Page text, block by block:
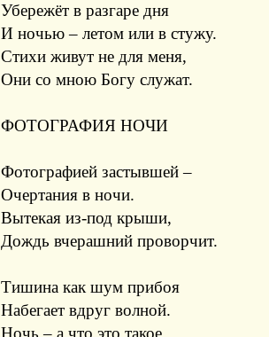
Убережёт в разгаре дня
И ночью – летом или в стужу.
Стихи живут не для меня,
Они со мною Богу служат.
ФОТОГРАФИЯ НОЧИ
Фотографией застывшей –
Очертания в ночи.
Вытекая из-под крыши,
Дождь вчерашний проворчит.
Тишина как шум прибоя
Набегает вдруг волной.